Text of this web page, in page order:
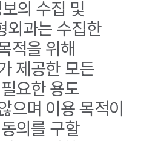
의 수집 및
외과는 수집한
적을 위해
제공한 모든
요한 용도
으며 이용 목적이
의를 구할